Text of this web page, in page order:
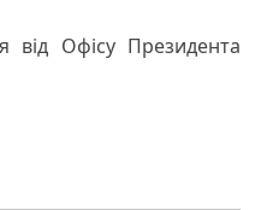
від Офісу Президента